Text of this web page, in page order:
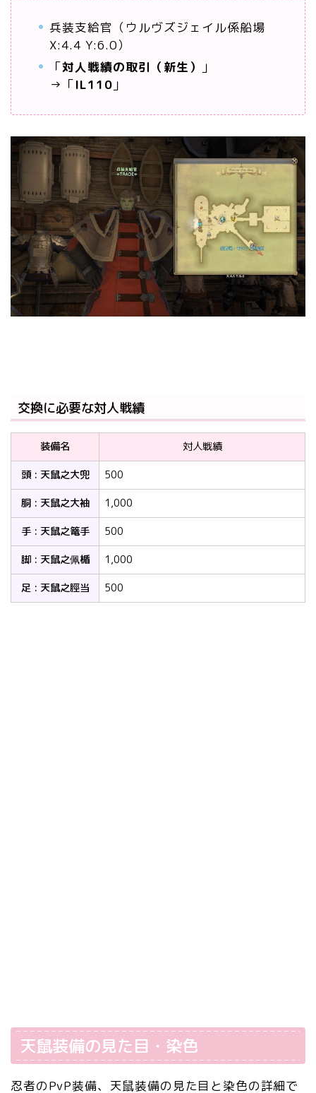
兵装支給官（ウルヴズジェイル係船場
X:4.4 Y:6.0）
「対人戦績の取引（新生）
」
→「IL110 」
交換に必要な対人戦績
装備名
対人戦績
頭 : 天鼠之大兜
500
胴 : 天鼠之大袖
1,000
手 : 天鼠之篭手
500
脚 : 天鼠之佩楯
1,000
足 : 天鼠之脛当
500
天鼠装備の見た目・染色
忍者のPvP装備、天鼠装備の見た目と染色の詳細で